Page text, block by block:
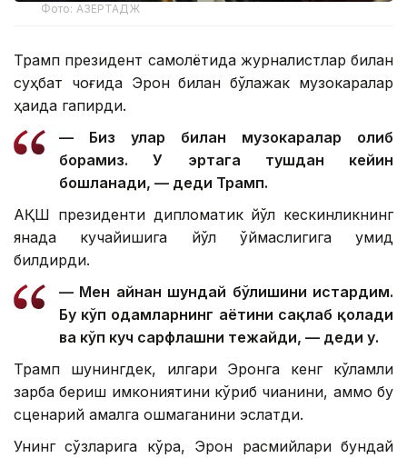
Фото: АЗЕРТАДЖ
Трамп президент самолётида журналистлар билан
суҳбат чоғида Эрон билан бўлажак музокаралар
ҳақида гапирди.
— Биз улар билан музокаралар олиб
борамиз. У эртага тушдан кейин
бошланади, — деди Трамп.
АҚШ президенти дипломатик йўл кескинликнинг
янада кучайишига йўл қўймаслигига умид
билдирди.
— Мен айнан шундай бўлишини истардим.
Бу кўп одамларнинг ҳаётини сақлаб қолади
ва кўп куч сарфлашни тежайди, — деди у.
Трамп шунингдек, илгари Эронга кенг кўламли
зарба бериш имкониятини кўриб чиққанини, аммо бу
сценарий амалга ошмаганини эслатди.
Унинг сўзларига кўра, Эрон расмийлари бундай